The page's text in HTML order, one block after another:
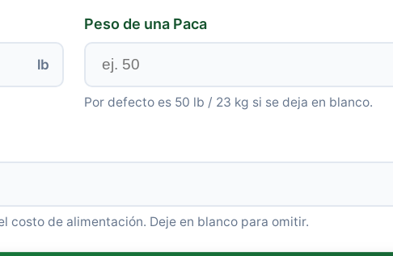
lb
Peso de una Paca
Por defecto es 50 lb / 23 kg si se deja en blanco.
costo de alimentación. Deje en blanco para omitir.